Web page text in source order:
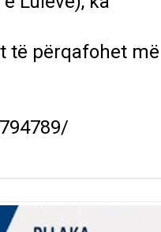
të përqafohet më